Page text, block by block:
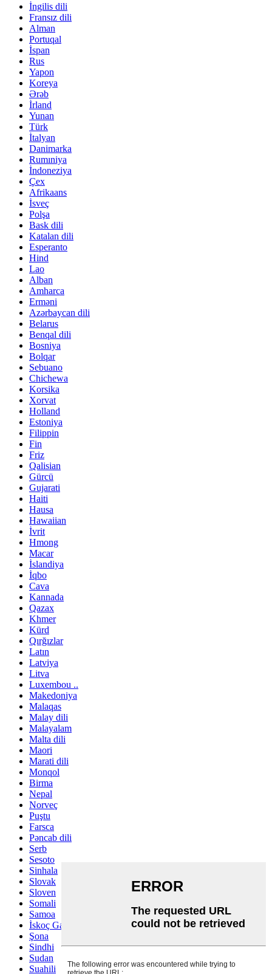
İngilis dili
Fransız dili
Alman
Portuqal
İspan
Rus
Yapon
Koreya
Ərəb
İrland
Yunan
Türk
İtalyan
Danimarka
Rumıniya
İndoneziya
Çex
Afrikaans
İsveç
Polşa
Bask dili
Katalan dili
Esperanto
Hind
Lao
Alban
Amharca
Erməni
Azərbaycan dili
Belarus
Benqal dili
Bosniya
Bolqar
Sebuano
Chichewa
Korsika
Xorvat
Holland
Estoniya
Filippin
Fin
Friz
Qalisian
Gürcü
Gujarati
Haiti
Hausa
Hawaiian
İvrit
Hmong
Macar
İslandiya
İqbo
Cava
Kannada
Qazax
Khmer
Kürd
Qırğızlar
Latın
Latviya
Litva
Luxembou ..
Makedoniya
Malaqas
Malay dili
Malayalam
Malta dili
Maori
Marati dili
Monqol
Birma
Nepal
Norveç
Puştu
Farsca
Pəncab dili
Serb
Sesoto
Sinhala
Slovak
Sloven
Somali
Samoa
İskoç Gael
Şona
Sindhi
Sudan
Suahili